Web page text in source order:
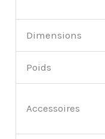
Dimensions
Poids
Accessoires